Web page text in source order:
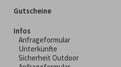
Gutscheine
Infos
Anfrageformular
Unterkünfte
Sicherheit Outdoor